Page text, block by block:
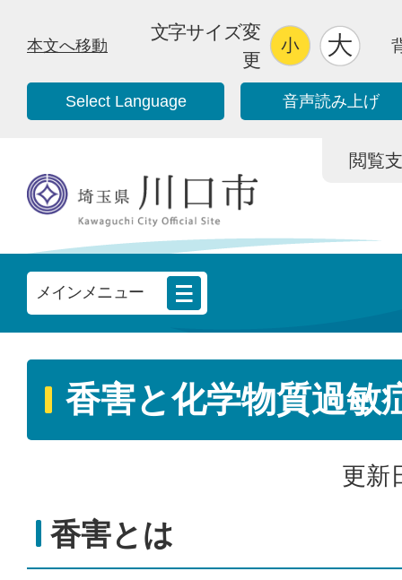
本文へ移動
文字サイズ変
更
Select Language 音声読み上げ
閲覧
メインメニュー
香害と化学物質過敏
更新
香害とは